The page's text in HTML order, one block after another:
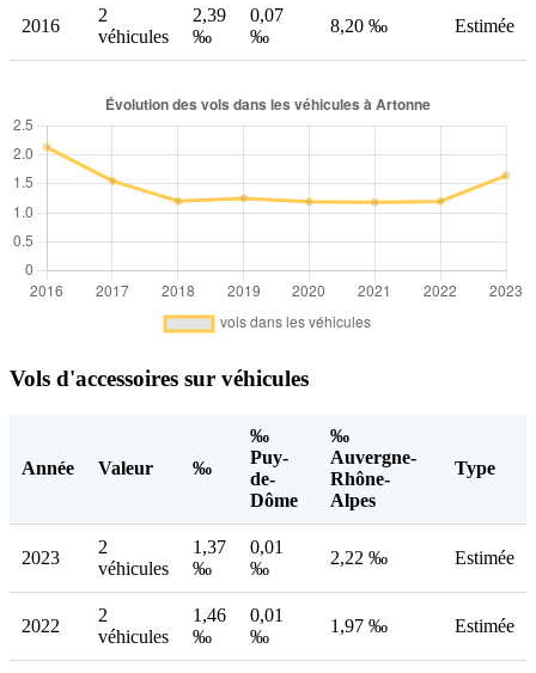
2016
2
véhicules
2,39
‰
0,07
‰
8,20 ‰ Estimée
Vols d'accessoires sur véhicules
Année Valeur ‰
‰
Puy-
de-
Dôme
‰
Auvergne-
Rhône-
Alpes
Type
2023
2
véhicules
1,37
‰
0,01
‰
2,22 ‰ Estimée
2022
2
véhicules
1,46
‰
0,01
‰
1,97 ‰ Estimée